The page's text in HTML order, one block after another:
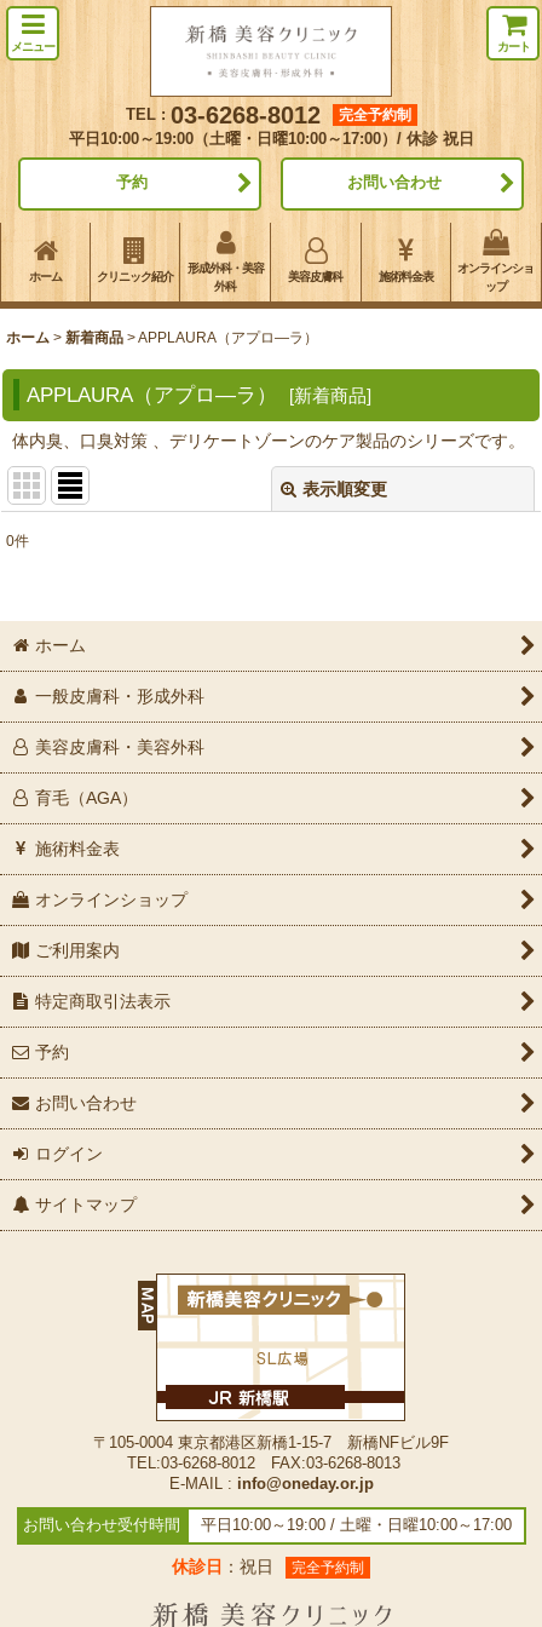
メニュー
TEL : 03-6268-8012
完全予約制
平日10:00～19:00（土曜・日曜10:00～17:00）/ 休診 祝日
予約 お問い合わせ
カート
ホーム クリニック紹介
形成外科・美容
外科
美容皮膚科 施術料金表
オンラインショ
ップ
ホーム > 新着商品 >APPLAURA（アプロ―ラ）
APPLAURA（アプロ―ラ） [新着商品]
体内臭、口臭対策 、デリケートゾーンのケア製品のシリーズです。
表示順変更
並び順:
0件
ホーム
一般皮膚科・形成外科
美容皮膚科・美容外科
育毛（AGA）
施術料金表
オンラインショップ
ご利用案内
特定商取引法表示
予約
お問い合わせ
ログイン
サイトマップ
〒105-0004 東京都港区新橋1-15-7 新橋NFビル9F
TEL:03-6268-8012 FAX:03-6268-8013
E-MAIL : info@oneday.or.jp
お問い合わせ受付時間 平日10:00～19:00 / 土曜・日曜10:00～17:00
休診日 ：祝日 完全予約制